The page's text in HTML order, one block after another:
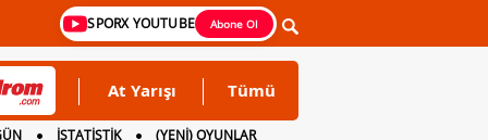
SPORX YOUTUBE Abone Ol
At Yarışı Tümü
İSTATİSTİK
(YENİ) OYUNLAR